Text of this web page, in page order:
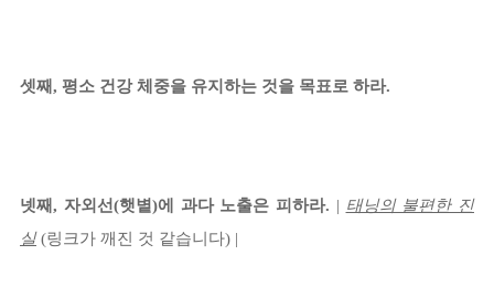
셋째, 평소 건강 체중을 유지하는 것을 목표로 하라.
넷째, 자외선(햇볕)에 과다 노출은 피하라. | 태닝의 불편한 진
실 (링크가 깨진 것 같습니다) |